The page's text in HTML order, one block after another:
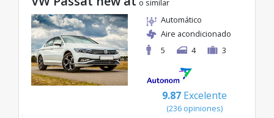
o similar
Automático
Aire acondicionado
5
4 3
9.87 Excelente
(236 opiniones)